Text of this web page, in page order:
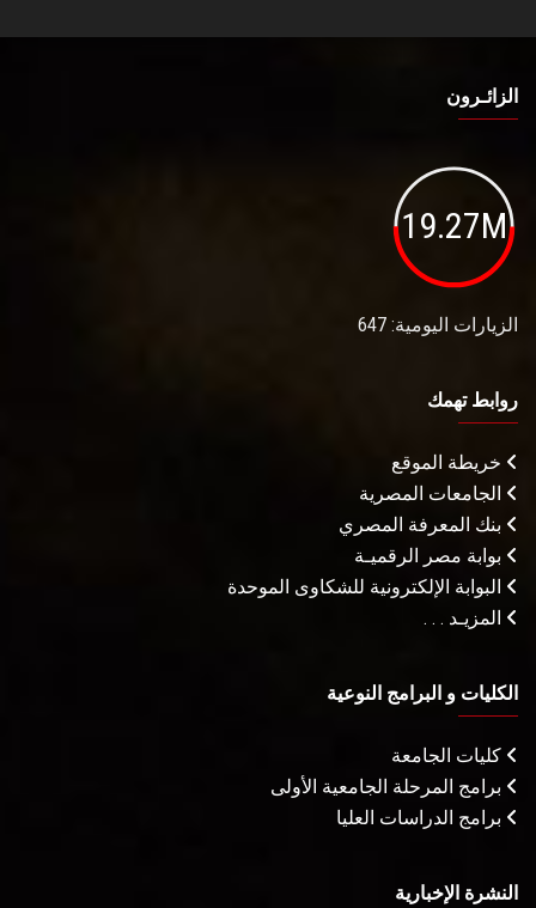
الزائـرون
19.27M
الزيارات اليومية: 647
روابط تهمك
خريطة الموقع
الجامعات المصرية
بنك المعرفة المصري
بوابة مصر الرقميـة
البوابة الإلكترونية للشكاوى الموحدة
المزيـد . . .
الكليات و البرامج النوعية
كليات الجامعة
برامج المرحلة الجامعية الأولى
برامج الدراسات العليا
النشرة الإخبارية